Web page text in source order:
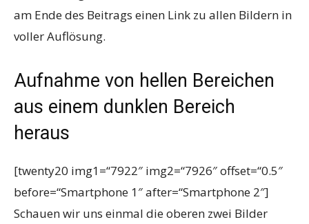
am Ende des Beitrags einen Link zu allen Bildern in
voller Auflösung.
Aufnahme von hellen Bereichen
aus einem dunklen Bereich
heraus
[twenty20 img1=“7922″ img2=“7926″ offset=“0.5″
before=“Smartphone 1″ after=“Smartphone 2″]
Schauen wir uns einmal die oberen zwei Bilder